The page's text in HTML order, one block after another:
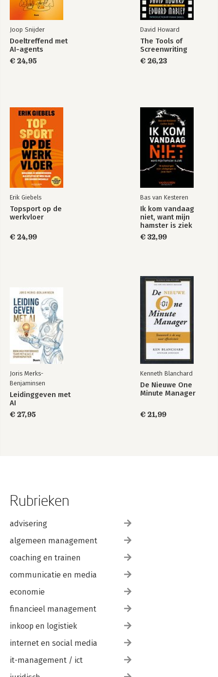
Joop Snijder
Doeltreffend met
AI-agents
€ 24,95
David Howard
The Tools of
Screenwriting
€ 26,23
Erik Giebels
Topsport op de
werkvloer
€ 24,99
Bas van Kesteren
Ik kom vandaag
niet, want mijn
hamster is ziek
€ 32,99
Joris Merks-
Benjaminsen
Leidinggeven met
AI
€ 27,95
Kenneth Blanchard
De Nieuwe One
Minute Manager
€ 21,99
Rubrieken
advisering
algemeen management
coaching en trainen
communicatie en media
economie
financieel management
inkoop en logistiek
internet en social media
it-management / ict